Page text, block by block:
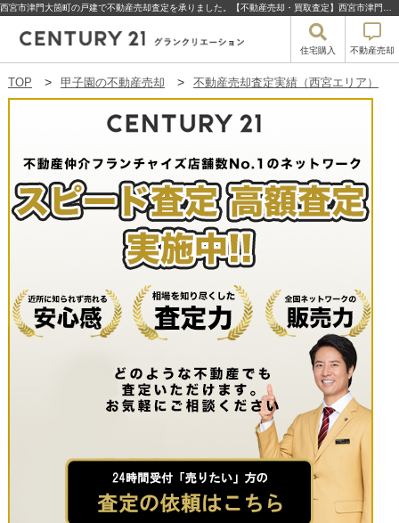
住宅購入 不動産売却
TOP 甲子園の不動産売却 不動産売却査定実績（西宮エリア）